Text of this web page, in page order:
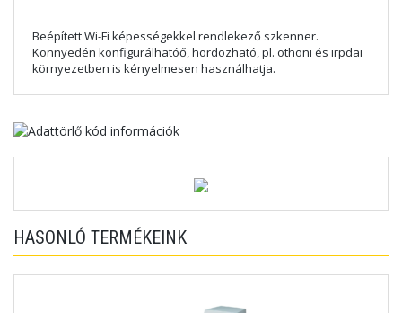
Beépített Wi-Fi képességekkel rendlekező szkenner.
Könnyedén konfigurálhatóő, hordozható, pl. othoni és irpdai
környezetben is kényelmesen használhatja.
HASONLÓ TERMÉKEINK